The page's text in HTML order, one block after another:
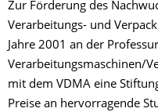
Zur Förderung des
Verarbeitungs- und
Jahre 2001 an der Professur
Verarbeitungsmaschinen/
mit dem VDMA eine
Preise an hervorragende